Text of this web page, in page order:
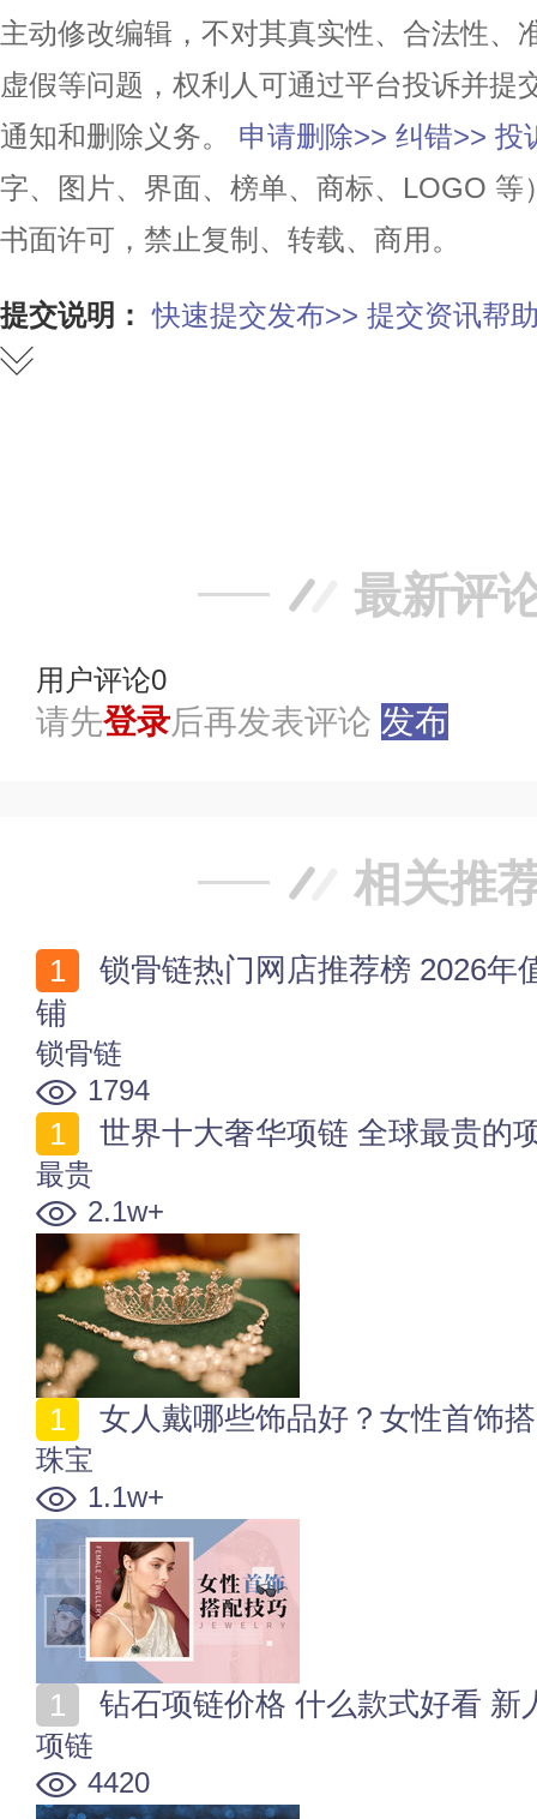
主动修改编辑，不对其真实性、合法性、
虚假等问题，权利人可通过平台投诉并提
通知和删除义务。
申请删除>> 纠错>> 投
字、图片、界面、榜单、商标、LOGO
书面许可，禁止复制、转载、商用。
提交说明： 快速提交发布>> 提交资讯帮
最新评
用户评论0
请先登录后再发表评论 发布
相关推
铺
锁骨链
1794
世界十大奢华项链 全球最贵的
最贵
2.1w+
女人戴哪些饰品好？女性首饰
珠宝
1.1w+
钻石项链价格 什么款式好看 新
项链
4420